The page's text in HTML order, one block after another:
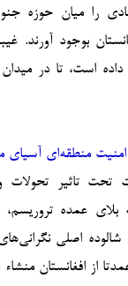
را میان حوزه
بوجود آورند.
است، تا در میدان
منطقه‌ای آسیای
تاثیر تحولات و
بلای عمده
اصلی
از افغانستان منشاء